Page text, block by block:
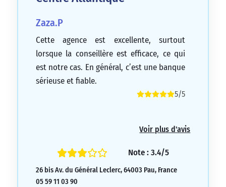
Zaza.P
Cette agence est excellente, surtout
lorsque la conseillère est efficace, ce qui
est notre cas. En général, c’est une banque
sérieuse et fiable.
5/5
Voir plus d'avis
Note : 3.4/5
26 bis Av. du Général Leclerc, 64003 Pau, France
05 59 11 03 90